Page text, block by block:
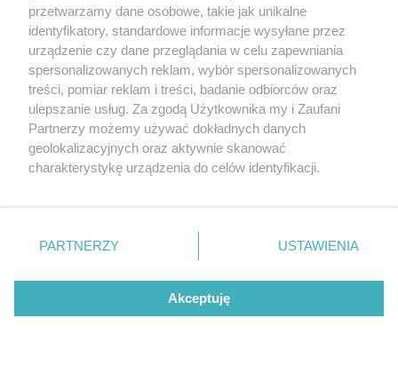
CZYTAJ TAKŻE
AKTUALNOŚCI
1210 km na jednym ładowaniu?
Amerykański startup One Next
Energy udowodnił, że to możliwe!
KATALOG UŻYWANE
przetwarzamy dane osobowe, takie jak unikalne
identyfikatory, standardowe informacje wysyłane przez
urządzenie czy dane przeglądania w celu zapewniania
spersonalizowanych reklam, wybór spersonalizowanych
treści, pomiar reklam i treści, badanie odbiorców oraz
ulepszanie usług. Za zgodą Użytkownika my i Zaufani
Partnerzy możemy używać dokładnych danych
geolokalizacyjnych oraz aktywnie skanować
charakterystykę urządzenia do celów identyfikacji.
zmienić/wycofać klikając przycisk ustawień prywatności
znajdujący się w lewym dolnym rogu strony
rodzaje przetwarzania danych nie wymagają zgody
użytkownika, ale masz prawo sprzeciwić się takiemu
PARTNERZY USTAWIENIA
Akceptuję